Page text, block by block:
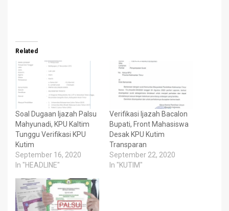
Related
Soal Dugaan Ijazah Palsu
Mahyunadi, KPU Kaltim
Tunggu Verifikasi KPU
Kutim
September 16, 2020
In "HEADLINE"
Verifikasi Ijazah Bacalon
Bupati, Front Mahasiswa
Desak KPU Kutim
Transparan
September 22, 2020
In "KUTIM"